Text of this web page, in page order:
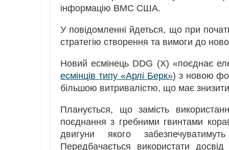
інформацію ВМС США.
У повідомленні йдеться, що при
стратегію створення та вимоги до
Новий есмінець DDG (X) «поєднає
есмінців типу «Арлі Берк») з новою
більшою витривалістю, що має
Планується, що замість
поєднання з гребними гвинтами
двигуни якого
Передбачається використати